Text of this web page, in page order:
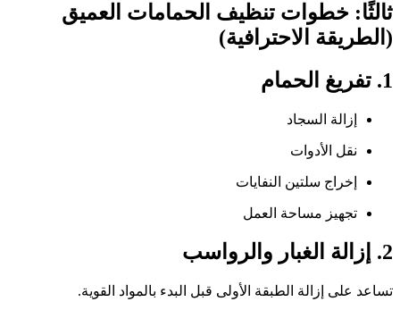
ثالثًا: خطوات تنظيف الحمامات العميق
(الطريقة الاحترافية)
1. تفريغ الحمام
إزالة السجاد
نقل الأدوات
إخراج سلتين النفايات
تجهيز مساحة العمل
2. إزالة الغبار والرواسب
تساعد على إزالة الطبقة الأولى قبل البدء بالمواد القوية.